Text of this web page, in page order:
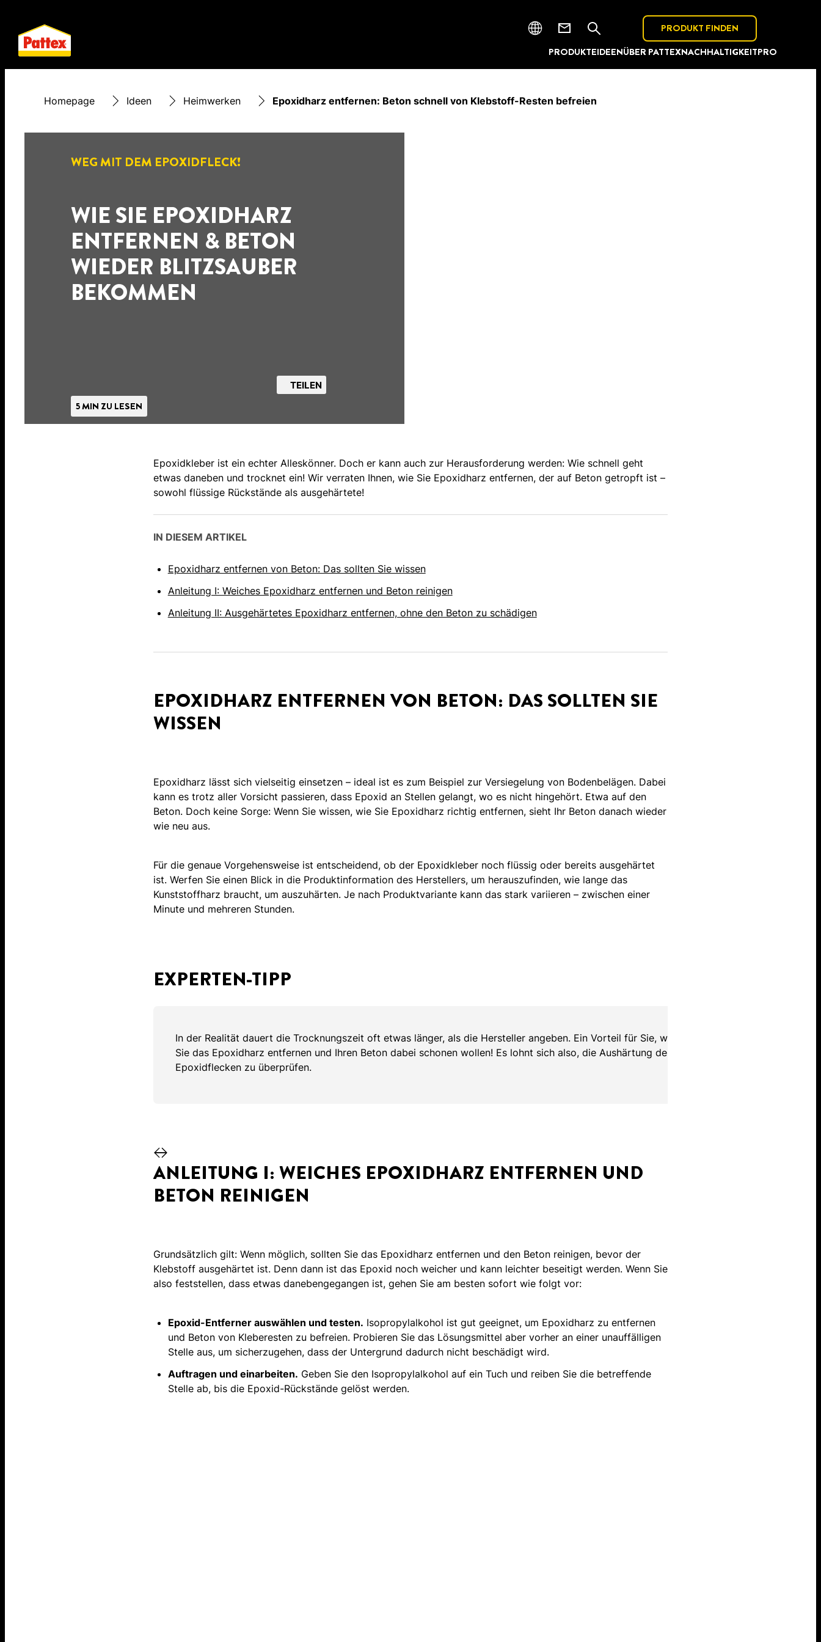
PRODUKTEIDEENÜBER PATTEXNACHHALTIGKEITPRO
PRODUKT FINDEN
Homepage Ideen Heimwerken Epoxidharz entfernen: Beton schnell von Klebstoff-Resten befreien
WEG MIT DEM EPOXIDFLECK!
WIE SIE EPOXIDHARZ
ENTFERNEN & BETON
WIEDER BLITZSAUBER
BEKOMMEN
5 MIN ZU LESEN
TEILEN
Epoxidkleber ist ein echter Alleskönner. Doch er kann auch zur Herausforderung werden: Wie schnell geht
etwas daneben und trocknet ein! Wir verraten Ihnen, wie Sie Epoxidharz entfernen, der auf Beton getropft ist –
sowohl flüssige Rückstände als ausgehärtete!
IN DIESEM ARTIKEL
Epoxidharz entfernen von Beton: Das sollten Sie wissen
Anleitung I: Weiches Epoxidharz entfernen und Beton reinigen
Anleitung II: Ausgehärtetes Epoxidharz entfernen, ohne den Beton zu schädigen
EPOXIDHARZ ENTFERNEN VON BETON: DAS SOLLTEN SIE
WISSEN
Epoxidharz lässt sich vielseitig einsetzen – ideal ist es zum Beispiel zur Versiegelung von Bodenbelägen. Dabei
kann es trotz aller Vorsicht passieren, dass Epoxid an Stellen gelangt, wo es nicht hingehört. Etwa auf den
Beton. Doch keine Sorge: Wenn Sie wissen, wie Sie Epoxidharz richtig entfernen, sieht Ihr Beton danach wieder
wie neu aus.
Für die genaue Vorgehensweise ist entscheidend, ob der Epoxidkleber noch flüssig oder bereits ausgehärtet
ist. Werfen Sie einen Blick in die Produktinformation des Herstellers, um herauszufinden, wie lange das
Kunststoffharz braucht, um auszuhärten. Je nach Produktvariante kann das stark variieren – zwischen einer
Minute und mehreren Stunden.
EXPERTEN-TIPP
In der Realität dauert die Trocknungszeit oft etwas länger, als die Hersteller angeben. Ein Vorteil für Sie, wenn
Sie das Epoxidharz entfernen und Ihren Beton dabei schonen wollen! Es lohnt sich also, die Aushärtung der
Epoxidflecken zu überprüfen.
ANLEITUNG I: WEICHES EPOXIDHARZ ENTFERNEN UND
BETON REINIGEN
Grundsätzlich gilt: Wenn möglich, sollten Sie das Epoxidharz entfernen und den Beton reinigen, bevor der
Klebstoff ausgehärtet ist. Denn dann ist das Epoxid noch weicher und kann leichter beseitigt werden. Wenn Sie
also feststellen, dass etwas danebengegangen ist, gehen Sie am besten sofort wie folgt vor:
Epoxid-Entferner auswählen und testen. Isopropylalkohol ist gut geeignet, um Epoxidharz zu entfernen
und Beton von Kleberesten zu befreien. Probieren Sie das Lösungsmittel aber vorher an einer unauffälligen
Stelle aus, um sicherzugehen, dass der Untergrund dadurch nicht beschädigt wird.
Auftragen und einarbeiten. Geben Sie den Isopropylalkohol auf ein Tuch und reiben Sie die betreffende
Stelle ab, bis die Epoxid-Rückstände gelöst werden.